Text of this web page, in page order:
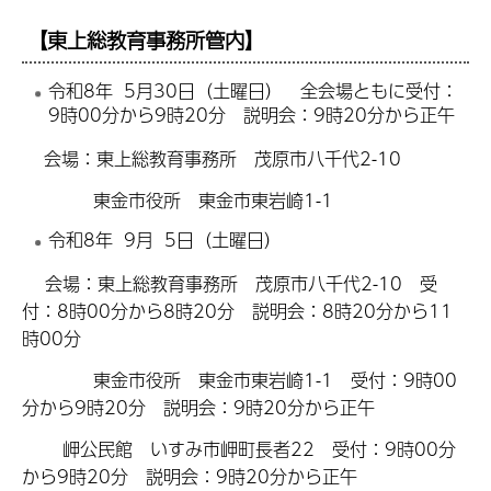
【東上総教育事務所管内】
令和8年 5月30日（土曜日） 全会場ともに受付：
9時00分から9時20分 説明会：9時20分から正午
会場：東上総教育事務所 茂原市八千代2-10
東金市役所 東金市東岩崎1-1
令和8年 9月 5日（土曜日）
会場：東上総教育事務所 茂原市八千代2-10 受
付：8時00分から8時20分 説明会：8時20分から11
時00分
東金市役所 東金市東岩崎1-1 受付：9時00
分から9時20分 説明会：9時20分から正午
岬公民館 いすみ市岬町長者22 受付：9時00分
から9時20分 説明会：9時20分から正午